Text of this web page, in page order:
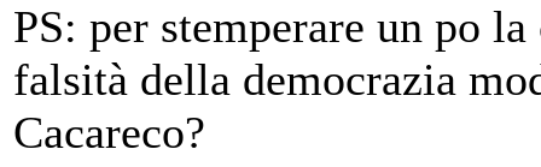
PS: per stemperare un po
falsità della democrazia
Cacareco?